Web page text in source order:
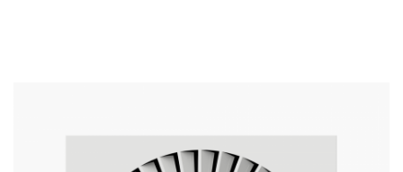
Fitinguri spiro cu Garnitura